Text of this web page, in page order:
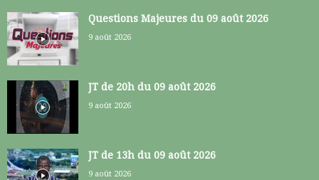
Questions Majeures du 09 août 2026
9 août 2026
JT de 20h du 09 août 2026
9 août 2026
JT de 13h du 09 août 2026
9 août 2026